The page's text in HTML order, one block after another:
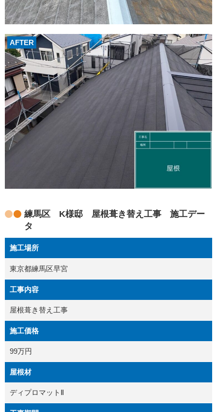
AFTER
練馬区 K様邸 屋根葺き替え工事 施工デー
タ
施工場所
東京都練馬区早宮
工事内容
屋根葺き替え工事
施工価格
99万円
屋根材
ディプロマットⅡ